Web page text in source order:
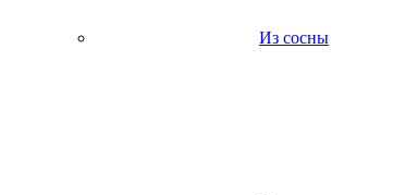
Из сосны